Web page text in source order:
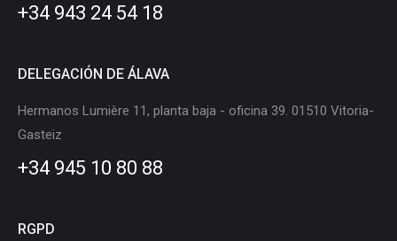
windowwindowwindowwindowwindow
+34 943 24 54 18
DELEGACIÓN DE ÁLAVA
Hermanos Lumière 11, planta baja - oficina 39. 01510 Vitoria-
Gasteiz
+34 945 10 80 88
RGPD